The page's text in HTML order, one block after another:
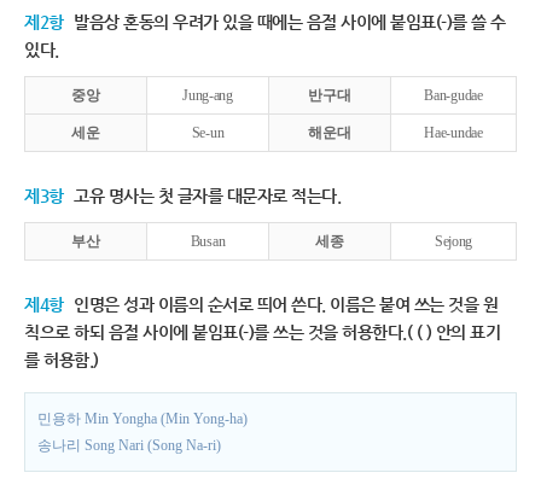
제2항 발음상 혼동의 우려가 있을 때에는 음절 사이에 붙임표(-)를 쓸 수
있다.
중앙 Jung-ang 반구대 Ban-gudae
세운 Se-un 해운대 Hae-undae
제3항 고유 명사는 첫 글자를 대문자로 적는다.
부산 Busan 세종 Sejong
제4항 인명은 성과 이름의 순서로 띄어 쓴다. 이름은 붙여 쓰는 것을 원
칙으로 하되 음절 사이에 붙임표(-)를 쓰는 것을 허용한다.( ( ) 안의 표기
를 허용함.)
민용하 Min Yongha (Min Yong-ha)
송나리 Song Nari (Song Na-ri)